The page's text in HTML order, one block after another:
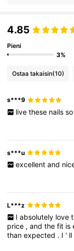
4.85
Pieni
3%
Ostaa takaisin(10)
s***9
live these nails so
s***u
excellent and
L***z
I absolutely love
price ,andthefit is
thanexpected . I ' ll